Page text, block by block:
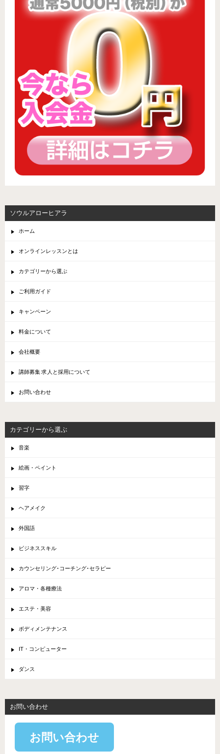
ソウルアローヒアラ
ホーム
オンラインレッスンとは
カテゴリーから選ぶ
ご利用ガイド
キャンペーン
料金について
会社概要
講師募集 求人と採用について
お問い合わせ
カテゴリーから選ぶ
音楽
絵画・ペイント
習字
ヘアメイク
外国語
ビジネススキル
カウンセリング･コーチング･セラピー
アロマ・各種療法
エステ・美容
ボディメンテナンス
IT・コンピューター
ダンス
お問い合わせ
お問い合わせ